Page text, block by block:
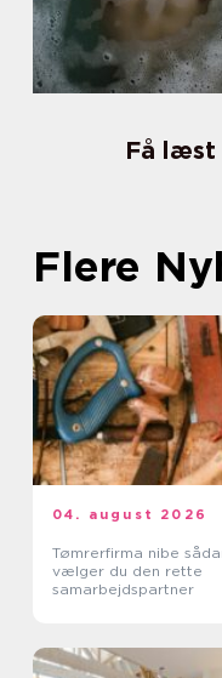
Få
Flere
04. august 2026
Tømrerfirma nibe sådan
vælger du den rette
samarbejdspartner